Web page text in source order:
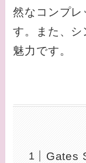
然なコンプレ
す。また、シ
魅力です。
Gates